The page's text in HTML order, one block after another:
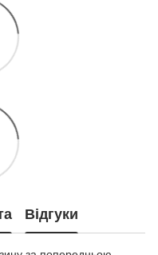
Відгуки